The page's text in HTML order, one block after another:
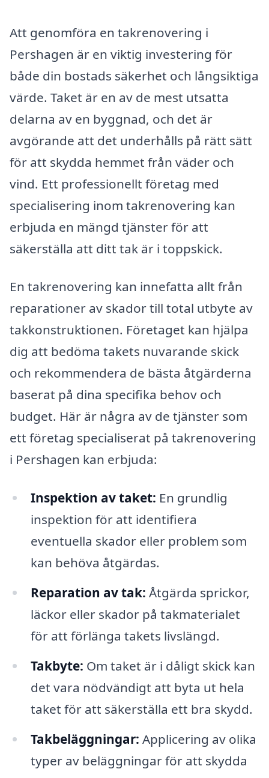
Att genomföra en takrenovering i
Pershagen är en viktig investering för
både din bostads säkerhet och långsiktiga
värde. Taket är en av de mest utsatta
delarna av en byggnad, och det är
avgörande att det underhålls på rätt sätt
för att skydda hemmet från väder och
vind. Ett professionellt företag med
specialisering inom takrenovering kan
erbjuda en mängd tjänster för att
säkerställa att ditt tak är i toppskick.
En takrenovering kan innefatta allt från
reparationer av skador till total utbyte av
takkonstruktionen. Företaget kan hjälpa
dig att bedöma takets nuvarande skick
och rekommendera de bästa åtgärderna
baserat på dina specifika behov och
budget. Här är några av de tjänster som
ett företag specialiserat på takrenovering
i Pershagen kan erbjuda:
Inspektion av taket: En grundlig
inspektion för att identifiera
eventuella skador eller problem som
kan behöva åtgärdas.
Reparation av tak: Åtgärda sprickor,
läckor eller skador på takmaterialet
för att förlänga takets livslängd.
Takbyte: Om taket är i dåligt skick kan
det vara nödvändigt att byta ut hela
taket för att säkerställa ett bra skydd.
Takbeläggningar: Applicering av olika
typer av beläggningar för att skydda